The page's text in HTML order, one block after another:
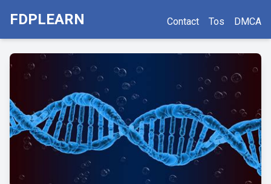
FDPLEARN Contact Tos DMCA